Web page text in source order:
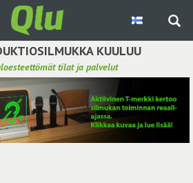
KUULUU
tilat ja palvelut
kuulemiskokemukseen